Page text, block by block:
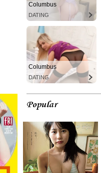
Columbus
DATING
Columbus
DATING
Popular